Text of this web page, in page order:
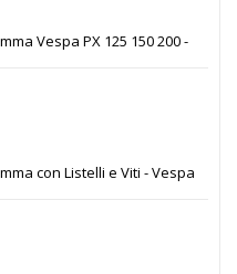
Vespa PX 125 150 200 -
con Listelli e Viti - Vespa